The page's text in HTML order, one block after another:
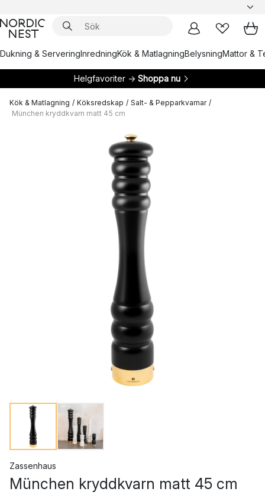
Dukning & ServeringInredningKök & MatlagningBelysningMattor &
Helgfavoriter → Shoppa nu
Kök & Matlagning / Köksredskap / Salt- & Pepparkvarnar /
München kryddkvarn matt 45 cm
Zassenhaus
München kryddkvarn matt 45 cm